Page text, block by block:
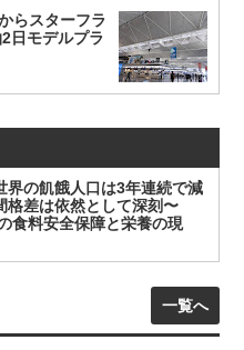
らスターフラ
日モデルプラ
界の飢餓人口は3年連続で減
格差は依然として深刻〜
食料安全保障と栄養の現
一覧へ